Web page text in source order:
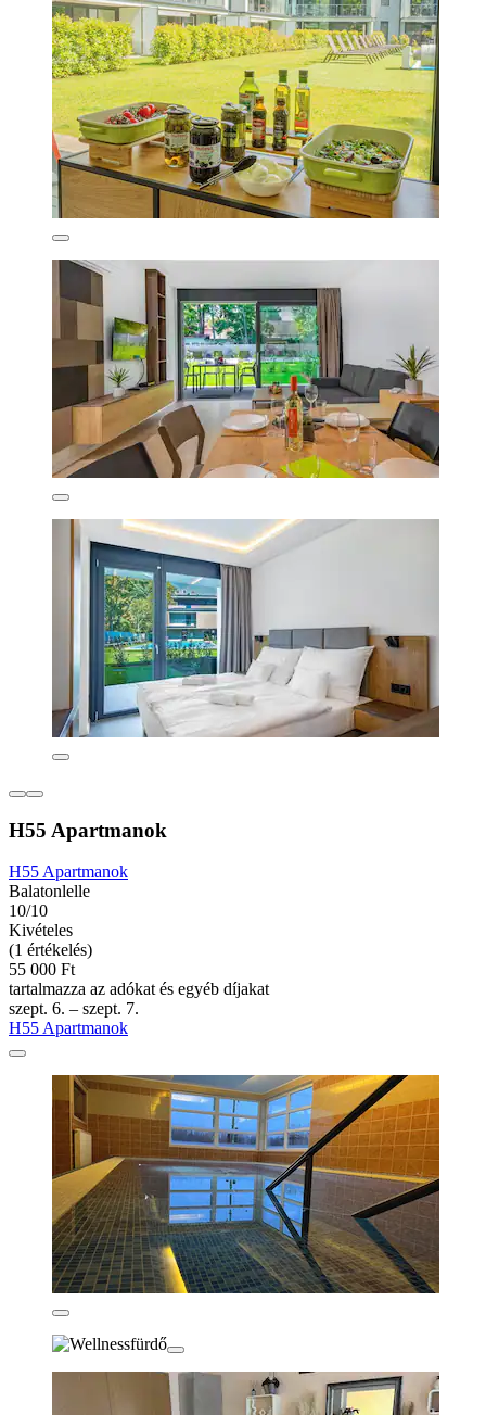
H55 Apartmanok
H55 Apartmanok
Balatonlelle
10/10
Kivételes
(1 értékelés)
55 000 Ft
tartalmazza az adókat és egyéb díjakat
szept. 6. – szept. 7.
H55 Apartmanok